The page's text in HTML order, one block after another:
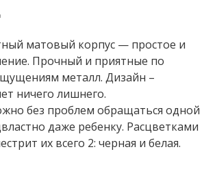
матовый корпус — простое и
Прочный и приятные по
металл. Дизайн –
ничего лишнего.
без проблем обращаться одной
даже ребенку. Расцветками
их всего 2: черная и белая.